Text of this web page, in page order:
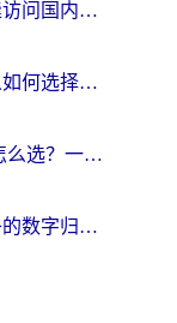
香港翻墙回内地：海外党无缝访问国内资源的加速器选择全攻略
迅游和回国好用吗？海外华人如何选择靠谱的回国加速器
海外党必看：Clash回国机场怎么选？一篇搞定无缝访问国内资源的全攻略
穿梭和松果哪个好？海外游子的数字归乡路，到底该怎么选